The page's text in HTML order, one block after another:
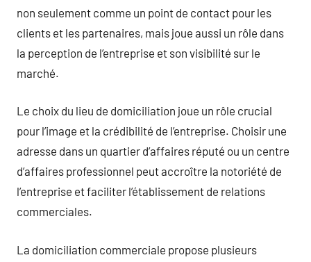
non seulement comme un point de contact pour les
clients et les partenaires, mais joue aussi un rôle dans
la perception de l’entreprise et son visibilité sur le
marché.
Le choix du lieu de domiciliation joue un rôle crucial
pour l’image et la crédibilité de l’entreprise. Choisir une
adresse dans un quartier d’affaires réputé ou un centre
d’affaires professionnel peut accroître la notoriété de
l’entreprise et faciliter l’établissement de relations
commerciales.
La domiciliation commerciale propose plusieurs